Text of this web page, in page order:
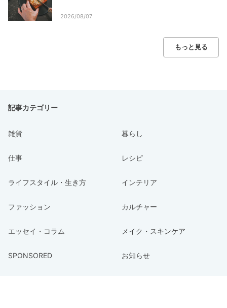
2026/08/07
もっと見る
記事カテゴリー
雑貨 暮らし
仕事 レシピ
ライフスタイル・生き方 インテリア
ファッション カルチャー
エッセイ・コラム メイク・スキンケア
SPONSORED お知らせ